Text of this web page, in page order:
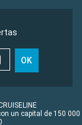
OK
un capital de 150 000